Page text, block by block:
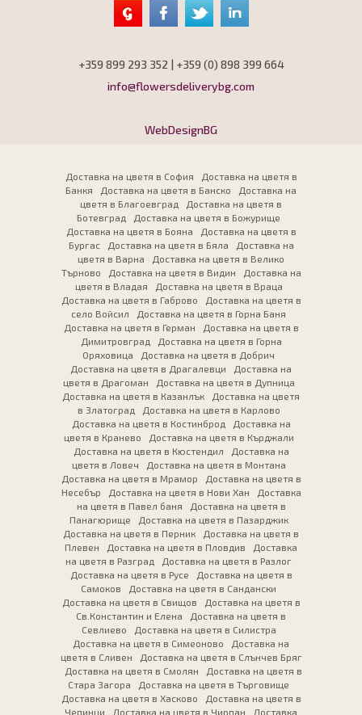
+359 899 293 352 | +359 (0) 898 399 664
info@flowersdeliverybg.com
WebDesignBG
Доставка на цветя в София
Доставка на цветя в
Банкя
Доставка на цветя в Банско
Доставка на
цветя в Благоевград
Доставка на цветя в
Ботевград
Доставка на цветя в Божурище
Доставка на цветя в Бояна
Доставка на цветя в
Бургас
Доставка на цветя в Бяла
Доставка на
цветя в Варна
Доставка на цветя в Велико
Търново
Доставка на цветя в Видин
Доставка на
цветя в Владая
Доставка на цветя в Враца
Доставка на цветя в Габрово
Доставка на цветя в
село Войсил
Доставка на цветя в Горна Баня
Доставка на цветя в Герман
Доставка на цветя в
Димитровград
Доставка на цветя в Горна
Оряховица
Доставка на цветя в Добрич
Доставка на цветя в Драгалевци
Доставка на
цветя в Драгоман
Доставка на цветя в Дупница
Доставка на цветя в Казанлък
Доставка на цветя
в Златоград
Доставка на цветя в Карлово
Доставка на цветя в Костинброд
Доставка на
цветя в Кранево
Доставка на цветя в Кърджали
Доставка на цветя в Кюстендил
Доставка на
цветя в Ловеч
Доставка на цветя в Монтана
Доставка на цветя в Мрамор
Доставка на цветя в
Несебър
Доставка на цветя в Нови Хан
Доставка
на цветя в Павел баня
Доставка на цветя в
Панагюрище
Доставка на цветя в Пазарджик
Доставка на цветя в Перник
Доставка на цветя в
Плевен
Доставка на цветя в Пловдив
Доставка
на цветя в Разград
Доставка на цветя в Разлог
Доставка на цветя в Русе
Доставка на цветя в
Самоков
Доставка на цветя в Сандански
Доставка на цветя в Свищов
Доставка на цветя в
Св.Константин и Елена
Доставка на цветя в
Севлиево
Доставка на цветя в Силистра
Доставка на цветя в Симеоново
Доставка на
цветя в Сливен
Доставка на цветя в Слънчев Бряг
Доставка на цветя в Смолян
Доставка на цветя в
Стара Загора
Доставка на цветя в Търговище
Доставка на цветя в Хасково
Доставка на цветя в
Чепинци
Доставка на цветя в Чирпан Доставка